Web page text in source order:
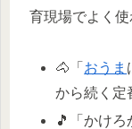
育現場でよく使
🐴「 おうま
から続く定
🎵「かけ